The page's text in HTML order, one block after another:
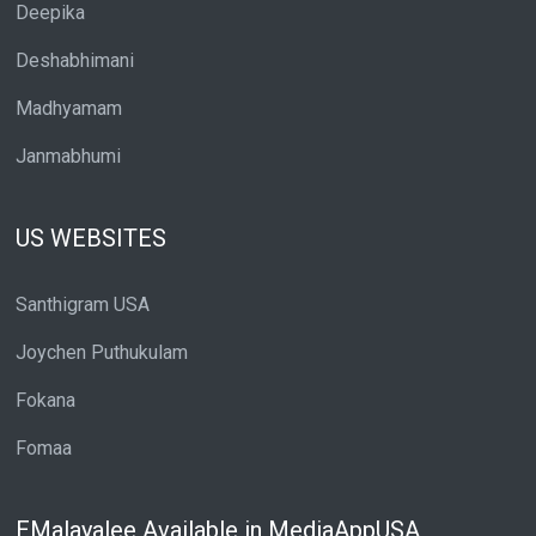
Deepika
Deshabhimani
Madhyamam
Janmabhumi
US WEBSITES
Santhigram USA
Joychen Puthukulam
Fokana
Fomaa